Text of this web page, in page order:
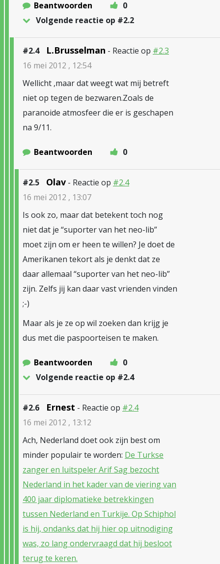
Beantwoorden
0
Volgende reactie op #2.2
#2.4 L.Brusselman - Reactie op #2.3
16 mei 2012 , 12:54
Wellicht ,maar dat weegt wat mij betreft
niet op tegen de bezwaren.Zoals de
paranoide atmosfeer die er is geschapen
na 9/11.
Beantwoorden 0
#2.5 Olav - Reactie op #2.4
16 mei 2012 , 13:07
Is ook zo, maar dat betekent toch nog
niet dat je “suporter van het neo-lib”
moet zijn om er heen te willen? Je doet de
Amerikanen tekort als je denkt dat ze
daar allemaal “suporter van het neo-lib”
zijn. Zelfs jij kan daar vast vrienden vinden
;-)
Maar als je ze op wil zoeken dan krijg je
dus met die paspoorteisen te maken.
Beantwoorden
0
Volgende reactie op #2.4
#2.6 Ernest - Reactie op #2.4
16 mei 2012 , 13:12
Ach, Nederland doet ook zijn best om
minder populair te worden: De Turkse
zanger en luitspeler Arif Sag bezocht
Nederland in het kader van de viering van
400 jaar diplomatieke betrekkingen
tussen Nederland en Turkije. Op Schiphol
is hij, ondanks dat hij hier op uitnodiging
was, zo lang ondervraagd dat hij besloot
terug te keren.